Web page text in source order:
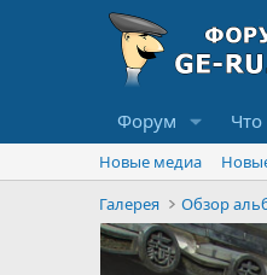
Форум
Новые медиа
Галерея
Обзор